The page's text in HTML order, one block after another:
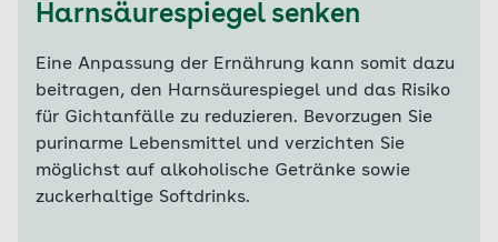
Harnsäurespiegel senken
Eine Anpassung der Ernährung kann somit dazu
beitragen, den Harnsäurespiegel und das Risiko
für Gichtanfälle zu reduzieren. Bevorzugen Sie
purinarme Lebensmittel und verzichten Sie
möglichst auf alkoholische Getränke sowie
zuckerhaltige Softdrinks.